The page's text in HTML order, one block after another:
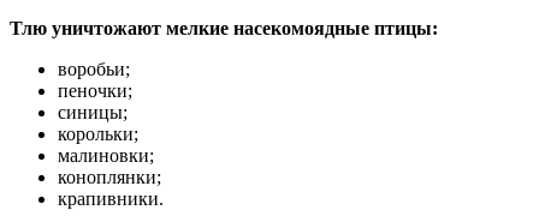
Тлю уничтожают мелкие насекомоядные птицы:
воробьи;
пеночки;
синицы;
корольки;
малиновки;
коноплянки;
крапивники.